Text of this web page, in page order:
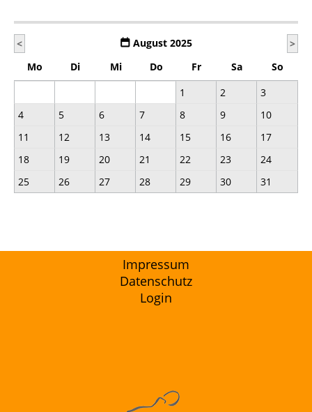
< August 2025
>
Mo
Di Mi Do Fr Sa
So
1
2
3
4
5 6 7 8 9
10
11
12 13 14 15 16
17
18
19 20 21 22 23
24
25
26 27 28 29 30 31
Impressum
Datenschutz
Login